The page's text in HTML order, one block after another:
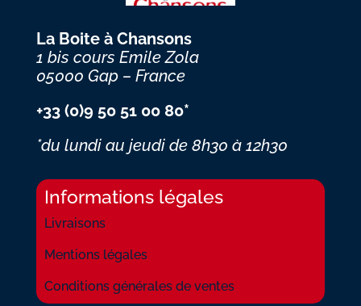
La Boite à Chansons
1 bis cours Emile Zola
05000 Gap – France
+33 (0)9 50 51 00 80*
*du lundi au jeudi de 8h30 à 12h30
Informations légales
Livraisons
Mentions légales
Conditions générales de ventes